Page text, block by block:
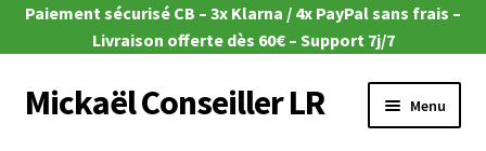
Paiement sécurisé CB – 3x Klarna / 4x PayPal sans frais –
Livraison offerte dès 60€ – Support 7j/7
Aller
à
Aller
au
Mickaël Conseiller LR Menu